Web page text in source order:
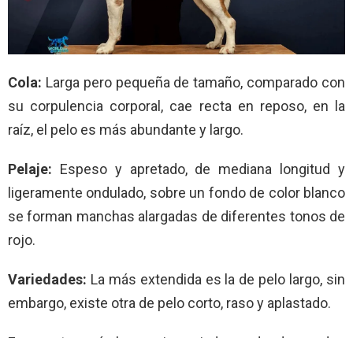
Cola: Larga pero pequeña de tamaño, comparado con
su corpulencia corporal, cae recta en reposo, en la
raíz, el pelo es más abundante y largo.
Pelaje: Espeso y apretado, de mediana longitud y
ligeramente ondulado, sobre un fondo de color blanco
se forman manchas alargadas de diferentes tonos de
rojo.
Variedades: La más extendida es la de pelo largo, sin
embargo, existe otra de pelo corto, raso y aplastado.